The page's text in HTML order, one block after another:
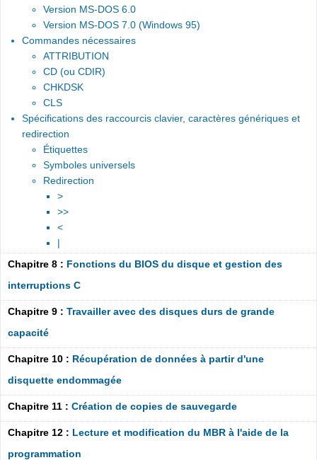
Version MS-DOS 6.0
Version MS-DOS 7.0 (Windows 95)
Commandes nécessaires
ATTRIBUTION
CD (ou CDIR)
CHKDSK
CLS
Spécifications des raccourcis clavier, caractères génériques et
redirection
Étiquettes
Symboles universels
Redirection
>
>>
<
|
Chapitre 8 : Fonctions du BIOS du disque et gestion des
interruptions C
Chapitre 9 : Travailler avec des disques durs de grande
capacité
Chapitre 10 : Récupération de données à partir d'une
disquette endommagée
Chapitre 11 : Création de copies de sauvegarde
Chapitre 12 : Lecture et modification du MBR à l'aide de la
programmation